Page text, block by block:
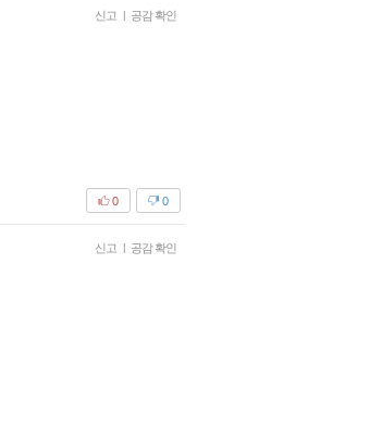
신고 | 공감 확인
0
0
신고 | 공감 확인